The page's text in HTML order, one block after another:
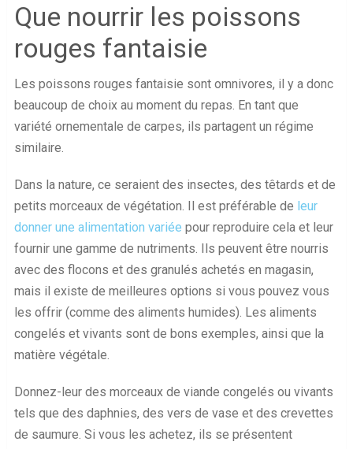
Que nourrir les poissons
rouges fantaisie
Les poissons rouges fantaisie sont omnivores, il y a donc
beaucoup de choix au moment du repas. En tant que
variété ornementale de carpes, ils partagent un régime
similaire.
Dans la nature, ce seraient des insectes, des têtards et de
petits morceaux de végétation. Il est préférable de leur
donner une alimentation variée pour reproduire cela et leur
fournir une gamme de nutriments. Ils peuvent être nourris
avec des flocons et des granulés achetés en magasin,
mais il existe de meilleures options si vous pouvez vous
les offrir (comme des aliments humides). Les aliments
congelés et vivants sont de bons exemples, ainsi que la
matière végétale.
Donnez-leur des morceaux de viande congelés ou vivants
tels que des daphnies, des vers de vase et des crevettes
de saumure. Si vous les achetez, ils se présentent